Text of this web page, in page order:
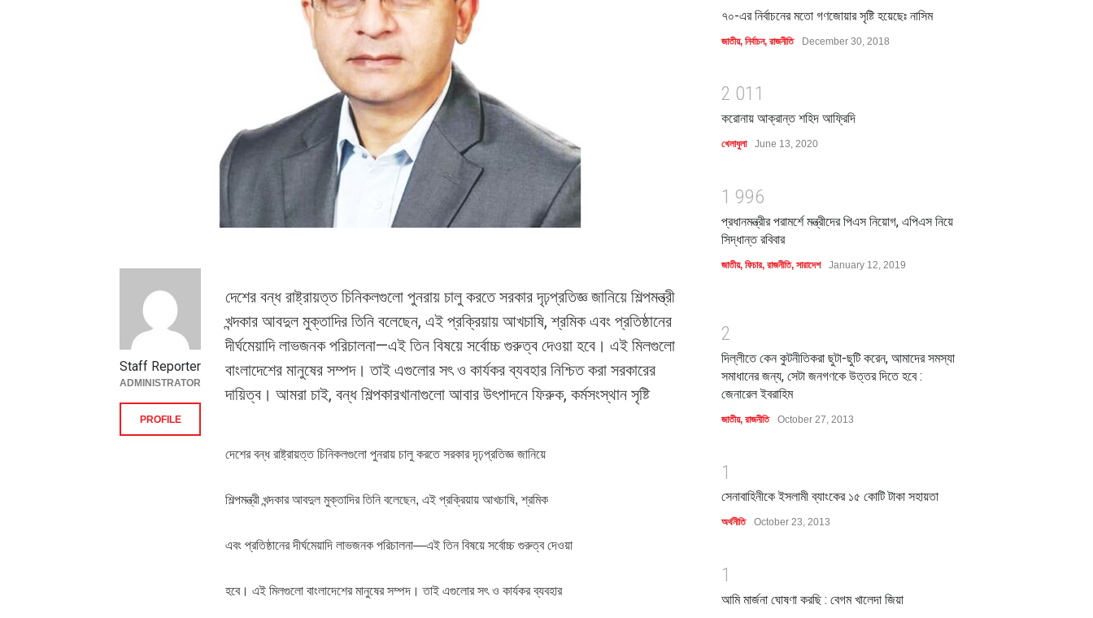
দেশের বন্ধ রাষ্ট্রায়ত্ত চিনিকলগুলো পুনরায় চালু করতে সরকার দৃঢ়প্রতিজ্ঞ জানিয়ে শিল্পমন্ত্রী
খন্দকার আবদুল মুক্তাদির তিনি বলেছেন, এই প্রক্রিয়ায় আখচাষি, শ্রমিক এবং প্রতিষ্ঠানের
দীর্ঘমেয়াদি লাভজনক পরিচালনা—এই তিন বিষয়ে সর্বোচ্চ গুরুত্ব দেওয়া হবে। এই মিলগুলো
বাংলাদেশের মানুষের সম্পদ। তাই এগুলোর সৎ ও কার্যকর ব্যবহার নিশ্চিত করা সরকারের
দায়িত্ব। আমরা চাই, বন্ধ শিল্পকারখানাগুলো আবার উৎপাদনে ফিরুক, কর্মসংস্থান সৃষ্টি
দেশের বন্ধ রাষ্ট্রায়ত্ত চিনিকলগুলো পুনরায় চালু করতে সরকার দৃঢ়প্রতিজ্ঞ জানিয়ে
শিল্পমন্ত্রী খন্দকার আবদুল মুক্তাদির তিনি বলেছেন, এই প্রক্রিয়ায় আখচাষি, শ্রমিক
এবং প্রতিষ্ঠানের দীর্ঘমেয়াদি লাভজনক পরিচালনা—এই তিন বিষয়ে সর্বোচ্চ গুরুত্ব দেওয়া
হবে। এই মিলগুলো বাংলাদেশের মানুষের সম্পদ। তাই এগুলোর সৎ ও কার্যকর ব্যবহার
Staff Reporter
ADMINISTRATOR
PROFILE
৭০-এর নির্বাচনের মতো গণজোয়ার সৃষ্টি হয়েছেঃ নাসিম
জাতীয়, নির্বাচন, রাজনীতি December 30, 2018
2 01 1
করোনায় আক্রান্ত শহিদ আফ্রিদি
খেলাধুলা June 13, 2020
1 996
প্রধানমন্ত্রীর পরামর্শে মন্ত্রীদের পিএস নিয়োগ, এপিএস নিয়ে
সিদ্ধান্ত রবিবার
জাতীয়, ফিচার, রাজনীতি, সারাদেশ January 12, 2019
2
দিল্লীতে কেন কুটনীতিকরা ছুটা-ছুটি করেন, আমাদের সমস্যা
সমাধানের জন্য, সেটা জনগণকে উত্তর দিতে হবে :
জেনারেল ইবরাহিম
জাতীয়, রাজনীতি October 27, 2013
1
সেনাবাহিনীকে ইসলামী ব্যাংকের ১৫ কোটি টাকা সহায়তা
অর্থনীতি October 23, 2013
1
আমি মার্জনা ঘোষণা করছি : বেগম খালেদা জিয়া